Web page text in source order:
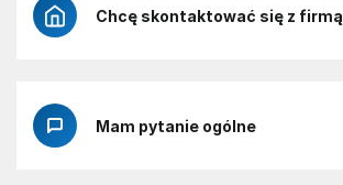
Chcę skontaktować się z firmą
Mam pytanie ogólne